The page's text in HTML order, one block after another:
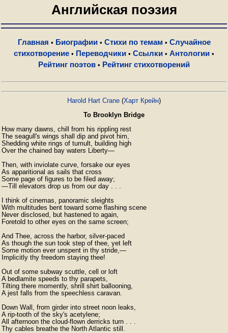
Английская поэзия
Главная • Биографии• Стихи по темам • Случайное
стихотворение • Переводчики • Ссылки • Антологии •
Рейтинг поэтов • Рейтинг стихотворений
Harold Hart Crane (Харт Крейн)
To Brooklyn Bridge
How many dawns, chill from his rippling rest
The seagull's wings shall dip and pivot him,
Shedding white rings of tumult, building high
Over the chained bay waters Liberty—
Then, with inviolate curve, forsake our eyes
As apparitional as sails that cross
Some page of figures to be filed away;
—Till elevators drop us from our day . . .
I think of cinemas, panoramic sleights
With multitudes bent toward some flashing scene
Never disclosed, but hastened to again,
Foretold to other eyes on the same screen;
And Thee, across the harbor, silver-paced
As though the sun took step of thee, yet left
Some motion ever unspent in thy stride,—
Implicitly thy freedom staying thee!
Out of some subway scuttle, cell or loft
A bedlamite speeds to thy parapets,
Tilting there momently, shrill shirt ballooning,
A jest falls from the speechless caravan.
Down Wall, from girder into street noon leaks,
A rip-tooth of the sky's acetylene;
All afternoon the cloud-flown derricks turn . . .
Thy cables breathe the North Atlantic still.